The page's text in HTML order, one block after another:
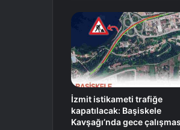
İzmit istikameti trafiğe
kapatılacak: Başiskele
Kavşağı’nda gece